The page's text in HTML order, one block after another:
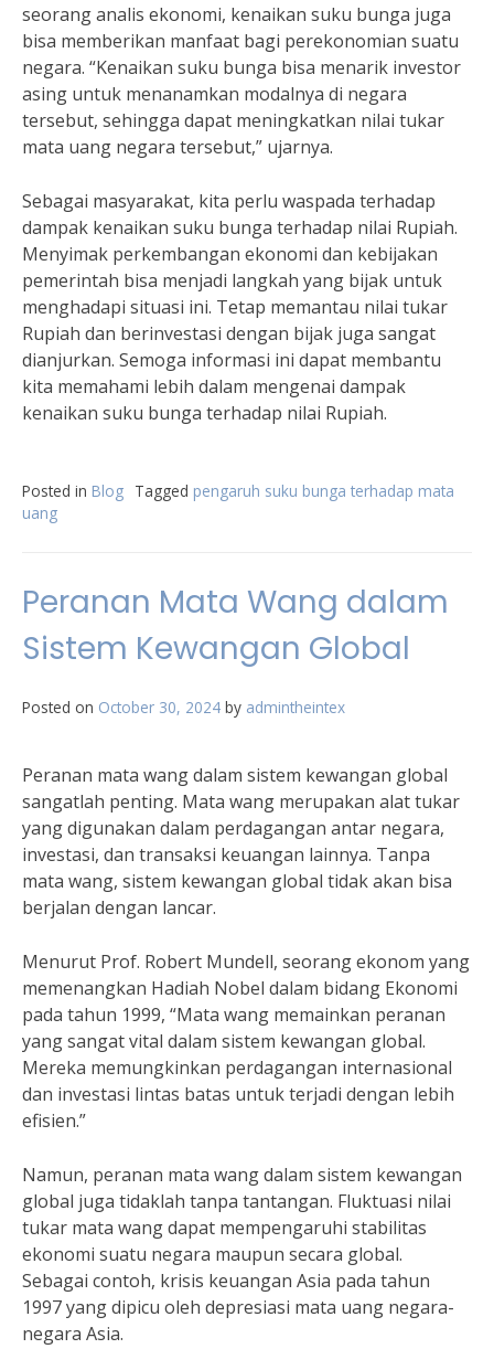
seorang analis ekonomi, kenaikan suku bunga juga
bisa memberikan manfaat bagi perekonomian suatu
negara. “Kenaikan suku bunga bisa menarik investor
asing untuk menanamkan modalnya di negara
tersebut, sehingga dapat meningkatkan nilai tukar
mata uang negara tersebut,” ujarnya.
Sebagai masyarakat, kita perlu waspada terhadap
dampak kenaikan suku bunga terhadap nilai Rupiah.
Menyimak perkembangan ekonomi dan kebijakan
pemerintah bisa menjadi langkah yang bijak untuk
menghadapi situasi ini. Tetap memantau nilai tukar
Rupiah dan berinvestasi dengan bijak juga sangat
dianjurkan. Semoga informasi ini dapat membantu
kita memahami lebih dalam mengenai dampak
kenaikan suku bunga terhadap nilai Rupiah.
Posted in Blog Tagged pengaruh suku bunga terhadap mata
uang
Peranan Mata Wang dalam
Sistem Kewangan Global
Posted on October 30, 2024 by admintheintex
Peranan mata wang dalam sistem kewangan global
sangatlah penting. Mata wang merupakan alat tukar
yang digunakan dalam perdagangan antar negara,
investasi, dan transaksi keuangan lainnya. Tanpa
mata wang, sistem kewangan global tidak akan bisa
berjalan dengan lancar.
Menurut Prof. Robert Mundell, seorang ekonom yang
memenangkan Hadiah Nobel dalam bidang Ekonomi
pada tahun 1999, “Mata wang memainkan peranan
yang sangat vital dalam sistem kewangan global.
Mereka memungkinkan perdagangan internasional
dan investasi lintas batas untuk terjadi dengan lebih
efisien.”
Namun, peranan mata wang dalam sistem kewangan
global juga tidaklah tanpa tantangan. Fluktuasi nilai
tukar mata wang dapat mempengaruhi stabilitas
ekonomi suatu negara maupun secara global.
Sebagai contoh, krisis keuangan Asia pada tahun
1997 yang dipicu oleh depresiasi mata uang negara-
negara Asia.